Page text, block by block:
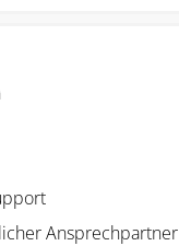
Ansprechpartner